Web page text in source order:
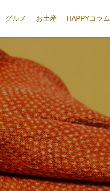
グルメ お土産 HAPPYコラム